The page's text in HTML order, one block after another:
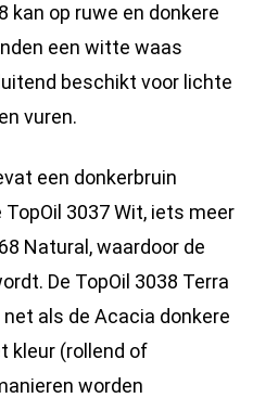
kan op ruwe en donkere
een witte waas
beschikt voor lichte
vuren.
een donkerbruin
3037 Wit, iets meer
Natural, waardoor de
De TopOil 3038 Terra
als de Acacia donkere
kleur (rollend of
worden